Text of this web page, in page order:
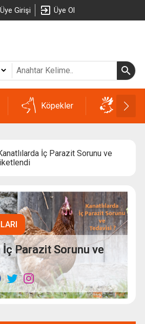
Üye Girişi Üye Ol
Köpekler Kuşlar
İç Parazit Sorunu ve
İç Parazit Sorunu ve